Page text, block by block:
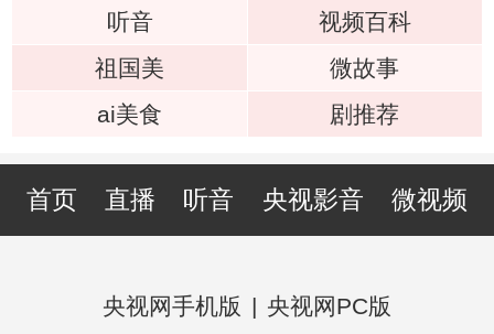
听音
视频百科
祖国美
微故事
ai美食
剧推荐
首页 直播 听音 央视影音 微视频
央视网手机版 | 央视网PC版